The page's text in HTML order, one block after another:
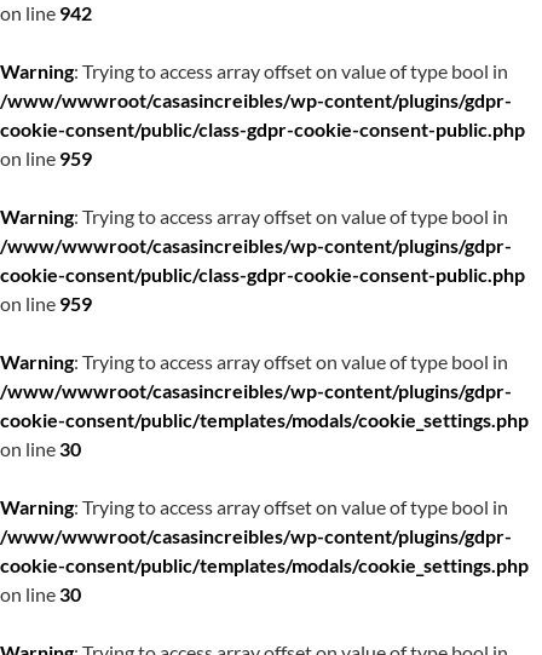
on line 942
Warning: Trying to access array offset on value of type bool in
/www/wwwroot/casasincreibles/wp-content/plugins/gdpr-
cookie-consent/public/class-gdpr-cookie-consent-public.php
on line 959
Warning: Trying to access array offset on value of type bool in
/www/wwwroot/casasincreibles/wp-content/plugins/gdpr-
cookie-consent/public/class-gdpr-cookie-consent-public.php
on line 959
Warning: Trying to access array offset on value of type bool in
/www/wwwroot/casasincreibles/wp-content/plugins/gdpr-
cookie-consent/public/templates/modals/cookie_settings.php
on line30
Warning: Trying to access array offset on value of type bool in
/www/wwwroot/casasincreibles/wp-content/plugins/gdpr-
cookie-consent/public/templates/modals/cookie_settings.php
on line30